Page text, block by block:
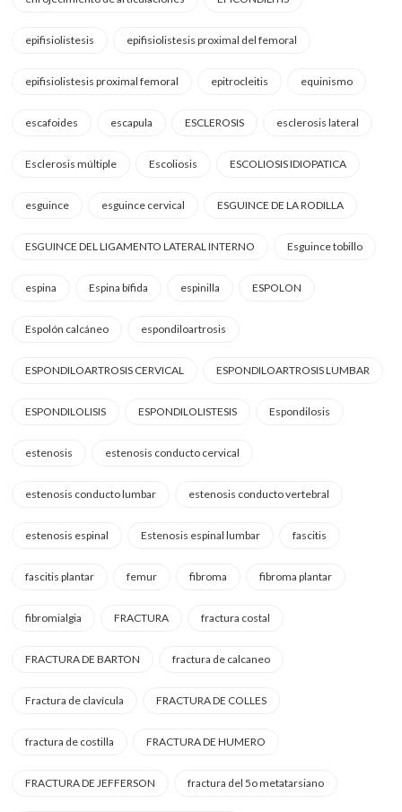
epifisiolistesis epifisiolistesis proximal del femoral
epifisiolistesis proximal femoral epitrocleitis equinismo
escafoides escapula ESCLEROSIS esclerosis lateral
Esclerosis múltiple Escoliosis ESCOLIOSIS IDIOPATICA
esguince esguince cervical ESGUINCE DE LA RODILLA
ESGUINCE DEL LIGAMENTO LATERAL INTERNO Esguince tobillo
espina Espina bífida espinilla ESPOLON
Espolón calcáneo espondiloartrosis
ESPONDILOARTROSIS CERVICAL ESPONDILOARTROSIS LUMBAR
ESPONDILOLISIS ESPONDILOLISTESIS Espondilosis
estenosis estenosis conducto cervical
estenosis conducto lumbar estenosis conducto vertebral
estenosis espinal Estenosis espinal lumbar fascitis
fascitis plantar femur fibroma fibroma plantar
fibromialgia FRACTURA fractura costal
FRACTURA DE BARTON fractura de calcaneo
Fractura de clavícula FRACTURA DE COLLES
fractura de costilla FRACTURA DE HUMERO
FRACTURA DE JEFFERSON fractura del 5o metatarsiano